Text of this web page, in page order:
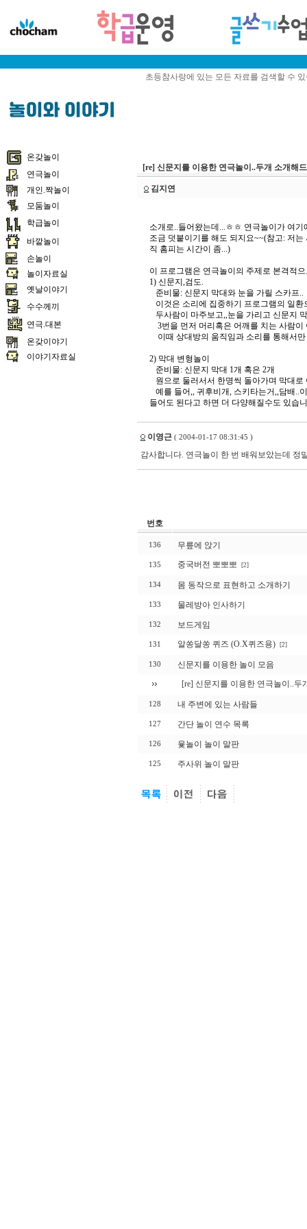
초등참사랑에 있는 모든 자료를 검색할 수
온갖놀이
연극놀이
개인.짝놀이
모둠놀이
학급놀이
바깥놀이
손놀이
놀이자료실
옛날이야기
수수께끼
연극.대본
온갖이야기
이야기자료실
[re] 신문지를 이용한 연극놀이..두개 소개해
김지연
소개로..들어왔는데...ㅎㅎ 연극놀이가 여
조금 덧붙이기를 해도 되지요~~(참고: 저는
직 홈피는 시간이 좀...)
이 프로그램은 연극놀이의 주제로 본격적
1) 신문지,검도.
준비물: 신문지 막대와 눈을 가릴 스카프..
이것은 소리에 집중하기 프로그램의 일환
두사람이 마주보고,,눈을 가리고 신문지
3번을 먼저 머리혹은 어깨를 치는 사람이
이때 상대방의 움직임과 소리를 통해서
2) 막대 변형놀이
준비물: 신문지 막대 1개 혹은 2개
원으로 둘러서서 한명씩 돌아가며 막대
예를 들어,, 귀후비개, 스키타는거,,담배..
들어도 된다고 하면 더 다양해질수도 있습
이영근 ( 2004-01-17 08:31:45 )
감사합니다. 연극놀이 한 번 배워보았는데 정
번호
136 무릎에 앉기
135 중국버전 뽀뽀뽀 [2]
134 몸 동작으로 표현하고 소개하기
133 물레방아 인사하기
132 보드게임
131 알쏭달쏭 퀴즈 (O.X퀴즈용) [2]
130
신문지를 이용한 놀이 모음
[re] 신문지를 이용한 연극놀이..
128 내 주변에 있는 사람들
127 간단 놀이 연수 목록
126 윷놀이 놀이 말판
125 주사위 놀이 말판